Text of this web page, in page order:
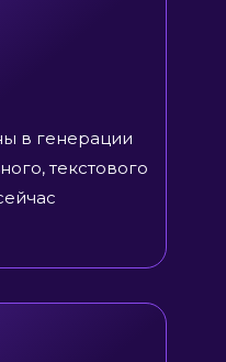
в генерации
текстового